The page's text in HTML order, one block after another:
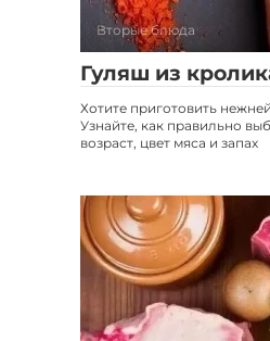
Вторые блюда
Гуляш из
Хотите приготовить
Узнайте, как правильно
возраст, цвет мяса и запах